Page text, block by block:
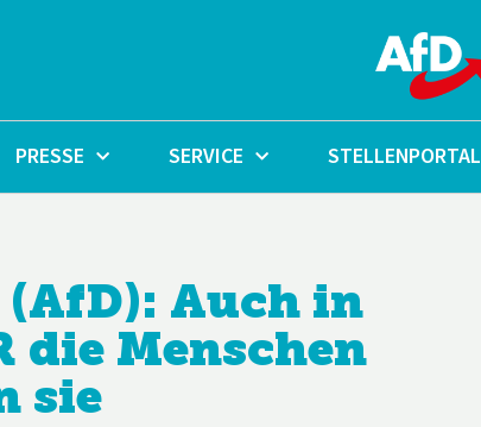
PRESSE SERVICE STELLENPORTAL
Auch in
die Menschen
sie